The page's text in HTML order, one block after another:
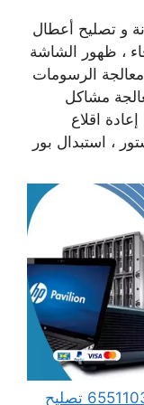
و تصليح أعطال
، ظهور الشاشة
الرسومات
مشاكل
اقلاع
، استبدال بور
مهندس كمبيوتر العارضية الصناعية 65511033 تصليح